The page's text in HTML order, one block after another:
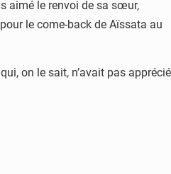
aimé le renvoi de sa sœur,
pour le come-back de Aïssata au
on le sait, n’avait pas apprécié